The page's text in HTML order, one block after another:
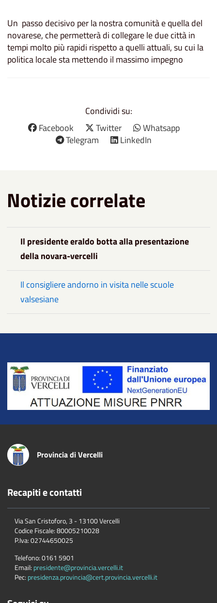
Un passo decisivo per la nostra comunità e quella del
novarese, che permetterà di collegare le due città in
tempi molto più rapidi rispetto a quelli attuali, su cui la
politica locale sta mettendo il massimo impegno
Condividi su:
Facebook
Twitter
Whatsapp
Telegram
LinkedIn
Notizie correlate
Il presidente eraldo botta alla presentazione
della novara-vercelli
Il consigliere andorno in visita nelle scuole
valsesiane
Title
Provincia di Vercelli
Recapiti e contatti
Via San Cristoforo, 3 - 13100 Vercelli
Codice Fiscale:80005210028
P.Iva:02744650025
Telefono:0161 5901
Email: presidente@provincia.vercelli.it
Pec: presidenza.provincia@cert.provincia.vercelli.it